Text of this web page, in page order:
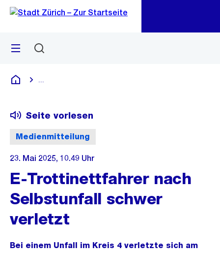
Navigation
Sprunglink
Menü
Deutsch
Medienmitteilung
Seite vorlesen
23. Mai 2025, 10.49 Uhr
E-Trottinettfahrer nach
Selbstunfall schwer
verletzt
Bei einem Unfall im Kreis 4 verletzte sich am